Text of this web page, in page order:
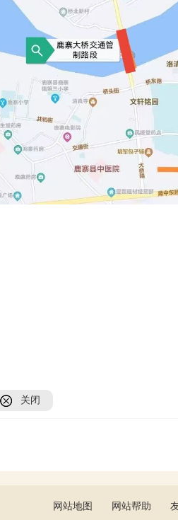
关闭
网站地图 网站帮助